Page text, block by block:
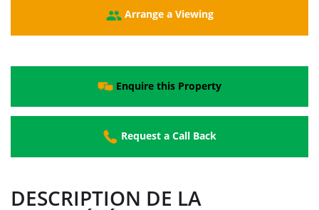
Arrange a Viewing
Enquire this Property
Request a Call Back
DESCRIPTION DE LA